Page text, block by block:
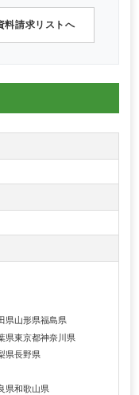
料請求リストへ
県山形県福島県
県東京都神奈川県
県長野県
県和歌山県